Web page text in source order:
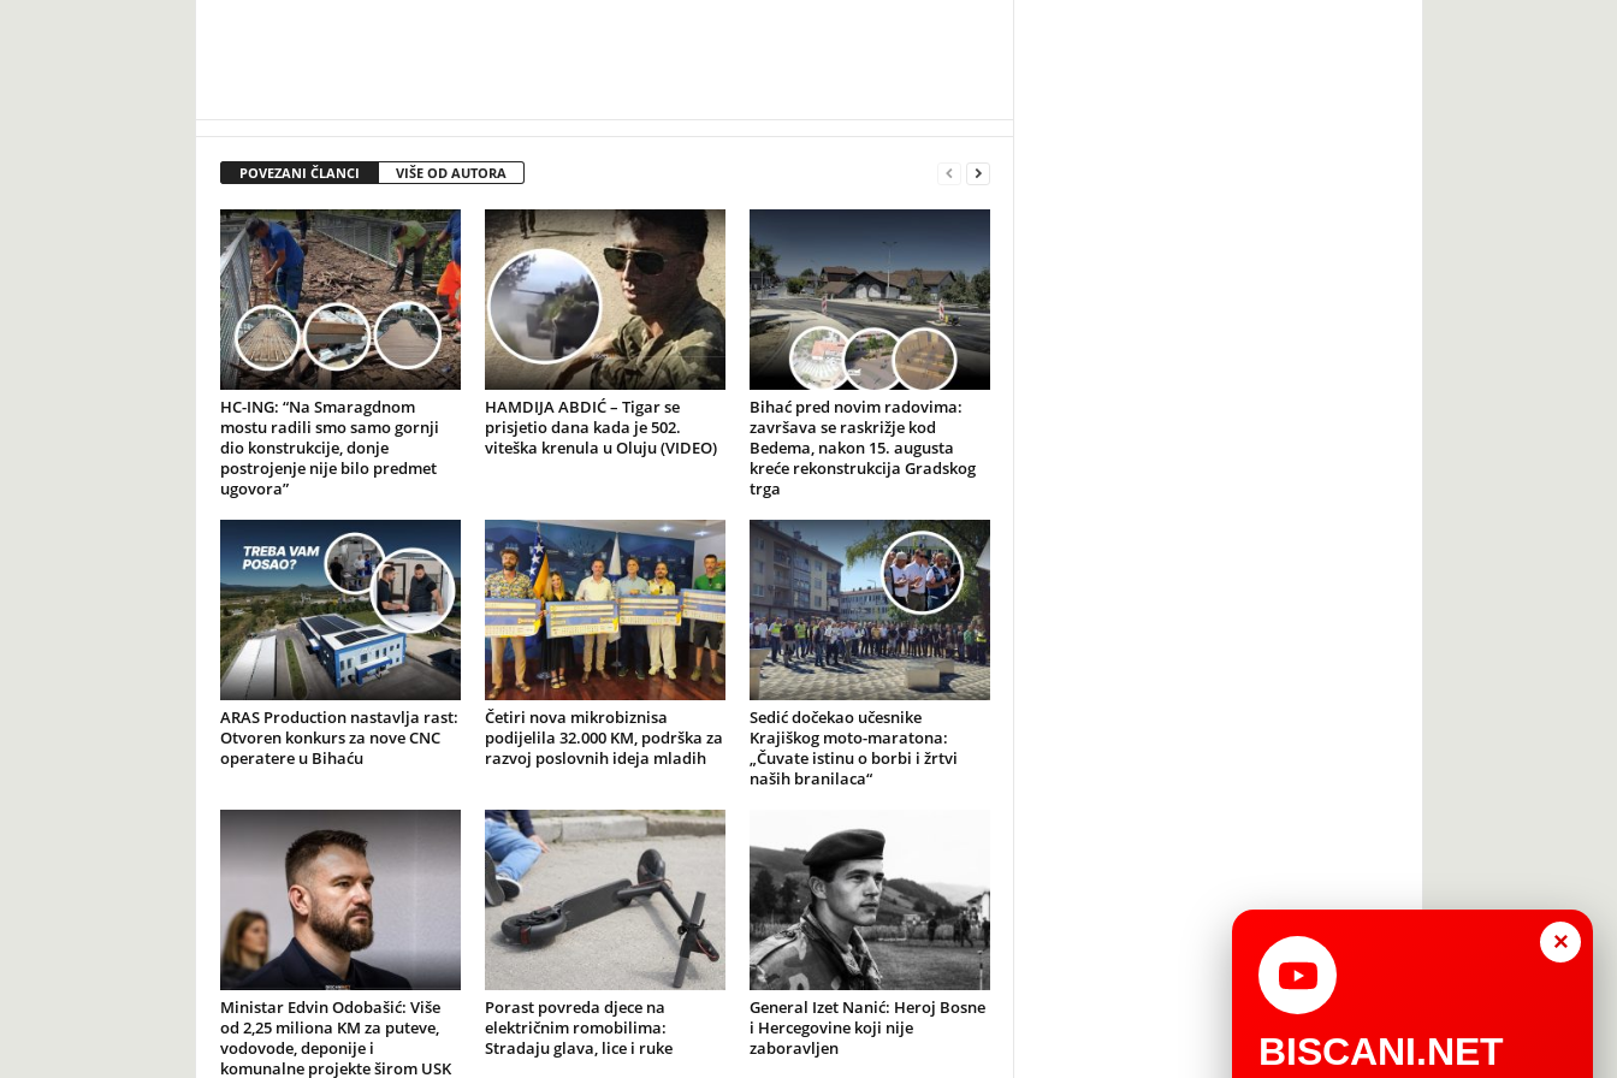
POVEZANI ČLANCI VIŠE OD AUTORA
HC-ING: “Na Smaragdnom
mostu radili smo samo gornji
dio konstrukcije, donje
postrojenje nije bilo predmet
ugovora”
HAMDIJA ABDIĆ – Tigar se
prisjetio dana kada je 502.
viteška krenula u Oluju (VIDEO)
Bihać pred novim radovima:
završava se raskrižje kod
Bedema, nakon 15. augusta
kreće rekonstrukcija Gradskog
trga
ARAS Production nastavlja rast:
Otvoren konkurs za nove CNC
operatere u Bihaću
Četiri nova mikrobiznisa
podijelila 32.000 KM, podrška za
razvoj poslovnih ideja mladih
Sedić dočekao učesnike
Krajiškog moto-maratona:
„Čuvate istinu o borbi i žrtvi
naših branilaca“
Ministar Edvin Odobašić: Više
od 2,25 miliona KM za puteve,
vodovode, deponije i
komunalne projekte širom USK
Porast povreda djece na
električnim romobilima:
Stradaju glava, lice i ruke
General Izet Nanić: Heroj Bosne
i Hercegovine koji nije
zaboravljen
×
BISCANI.NET